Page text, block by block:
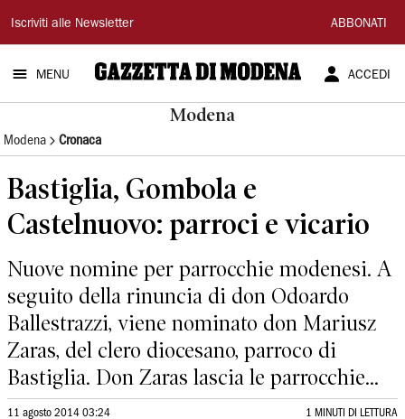
Gazzetta
di
Modena
Iscriviti alle Newsletter ABBONATI
MENU ACCEDI
Modena
Modena Cronaca
Bastiglia, Gombola e
Castelnuovo: parroci e vicario
Nuove nomine per parrocchie modenesi. A
seguito della rinuncia di don Odoardo
Ballestrazzi, viene nominato don Mariusz
Zaras, del clero diocesano, parroco di
Bastiglia. Don Zaras lascia le parrocchie...
11 agosto 2014 03:24 1 MINUTI DI LETTURA